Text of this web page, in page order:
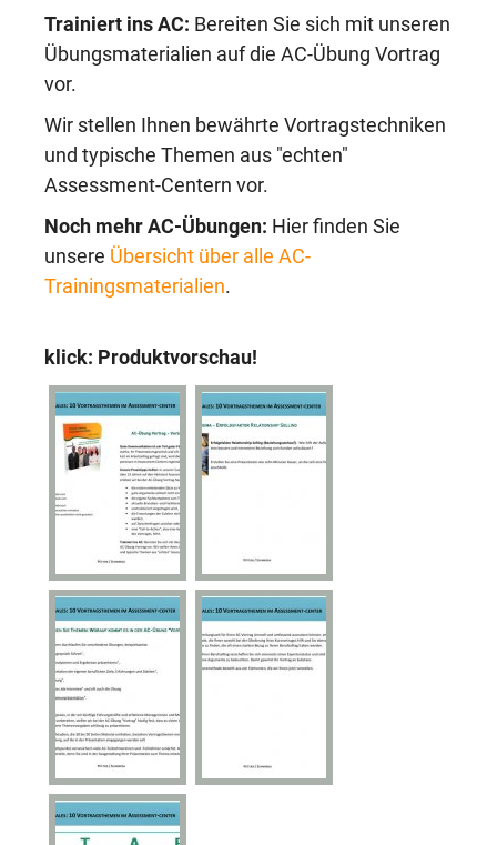
Trainiert ins AC: Bereiten Sie sich mit unseren
Übungsmaterialien auf die AC-Übung Vortrag
vor.
Wir stellen Ihnen bewährte Vortragstechniken
und typische Themen aus "echten"
Assessment-Centern vor.
Noch mehr AC-Übungen: Hier finden Sie
unsere Übersicht über alle AC-
Trainingsmaterialien.
klick: Produktvorschau!